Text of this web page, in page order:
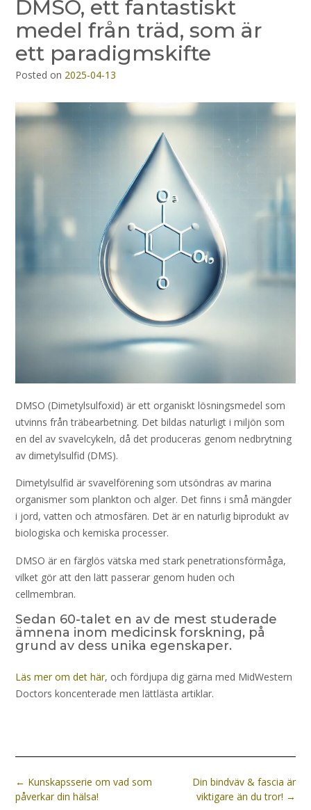
DMSO, ett fantastiskt
medel från träd, som är
ett paradigmskifte
Posted on 2025-04-13
DMSO (Dimetylsulfoxid) är ett organiskt lösningsmedel som
utvinns från träbearbetning. Det bildas naturligt i miljön som
en del av svavelcykeln, då det produceras genom nedbrytning
av dimetylsulfid (DMS).
Dimetylsulfid är svavelförening som utsöndras av marina
organismer som plankton och alger. Det finns i små mängder
i jord, vatten och atmosfären. Det är en naturlig biprodukt av
biologiska och kemiska processer.
DMSO är en färglös vätska med stark penetrationsförmåga,
vilket gör att den lätt passerar genom huden och
cellmembran.
Sedan 60-talet en av de mest studerade
ämnena inom medicinsk forskning, på
grund av dess unika egenskaper.
Läs mer om det här, och fördjupa dig gärna med MidWestern
Doctors koncenterade men lättlästa artiklar.
Post
navigation
Din bindväv & fascia är
viktigare än du tror! →
← Kunskapsserie om vad som
påverkar din hälsa!